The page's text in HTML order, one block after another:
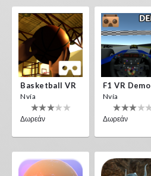
Basketball VR
Nvía
Δωρεάν
F1 VR Demo
Nvía
Δωρεάν